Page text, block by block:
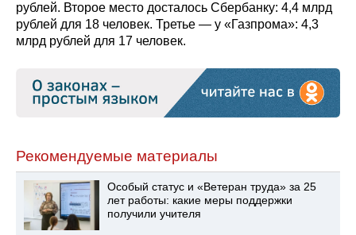
рублей. Второе место досталось Сбербанку: 4,4 млрд
рублей для 18 человек. Третье — у «Газпрома»: 4,3
млрд рублей для 17 человек.
Рекомендуемые материалы
Особый статус и «Ветеран труда» за 25
лет работы: какие меры поддержки
получили учителя